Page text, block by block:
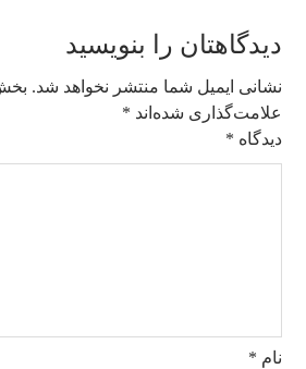
دیدگاهتان را بنویسید
نشانی ایمیل شما منتشر نخواهد شد.
علامت‌گذاری شده‌اند *
دیدگاه *
نام *